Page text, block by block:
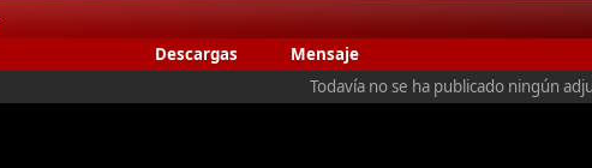
Descargas Mensaje
Todavía no se ha publicado ningún